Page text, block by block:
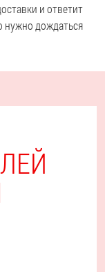
и ответит
нужно дождаться